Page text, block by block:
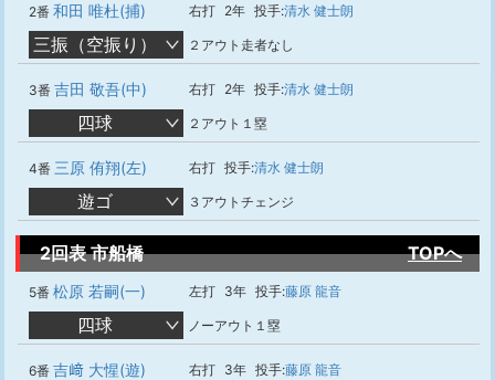
2番 和田 唯杜(捕) 右打 2年 投手:清水 健士朗
三振（空振り） ２アウト走者なし
3番 吉田 敬吾(中) 右打 2年 投手:清水 健士朗
四球 ２アウト１塁
4番 三原 侑翔(左) 右打 投手:清水 健士朗
遊ゴ ３アウトチェンジ
2回表 市船橋 TOPへ
5番 松原 若嗣(一) 左打 3年 投手:藤原 龍音
四球 ノーアウト１塁
6番 吉﨑 大惺(遊) 右打 3年 投手:藤原 龍音